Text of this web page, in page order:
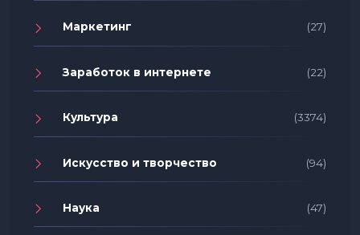
Маркетинг (27)
Заработок в интернете (22)
Культура (3374)
Искусство и творчество (94)
Наука (47)